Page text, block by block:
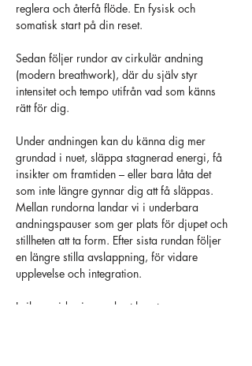
reglera och återfå flöde. En fysisk och
somatisk start på din reset.
Sedan följer rundor av cirkulär andning
(modern breathwork), där du själv styr
intensitet och tempo utifrån vad som känns
rätt för dig.
Under andningen kan du känna dig mer
grundad i nuet, släppa stagnerad energi, få
insikter om framtiden – eller bara låta det
som inte längre gynnar dig att få släppas.
Mellan rundorna landar vi i underbara
andningspauser som ger plats för djupet och
stillheten att ta form. Efter sista rundan följer
en längre stilla avslappning, för vidare
upplevelse och integration.
I vilan guidar jag en kort heart energy-